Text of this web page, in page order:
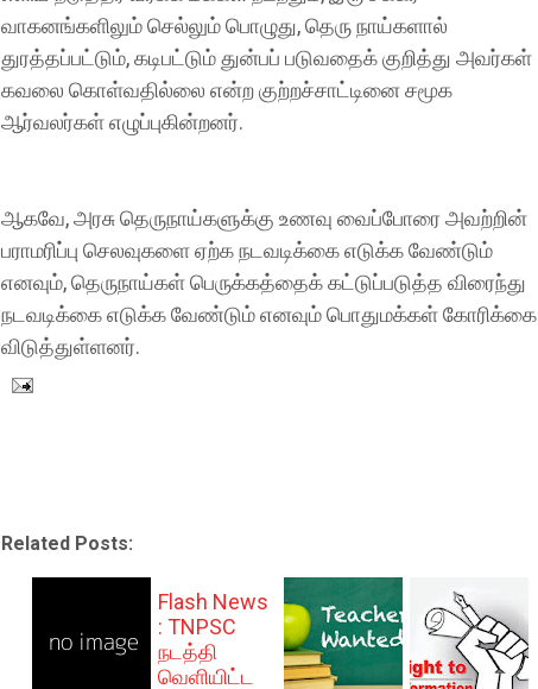
வாகனங்களிலும் செல்லும் பொழுது, தெரு நாய்களால்
துரத்தப்பட்டும், கடிபட்டும் துன்பப் படுவதைக் குறித்து அவர்கள்
கவலை கொள்வதில்லை என்ற குற்றச்சாட்டினை சமூக
ஆர்வலர்கள் எழுப்புகின்றனர்.
ஆகவே, அரசு தெருநாய்களுக்கு உணவு வைப்போரை அவற்றின்
பராமரிப்பு செலவுகளை ஏற்க நடவடிக்கை எடுக்க வேண்டும்
எனவும், தெருநாய்கள் பெருக்கத்தைக் கட்டுப்படுத்த விரைந்து
நடவடிக்கை எடுக்க வேண்டும் எனவும் பொதுமக்கள் கோரிக்கை
விடுத்துள்ளனர்.
Related Posts:
Flash News
: TNPSC
நடத்தி
வெளியிட்ட